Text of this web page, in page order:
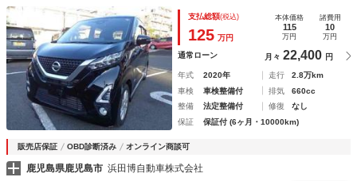
Ｖ クリアランスソナー アダプティブクルーズコントロー
ル レーンアシスト 衝突被害軽減システム オートマチック
ハイビーム スマートキー
支払総額(税込)
125 万円
本体価格
115
万円
諸費用
10
万円
通常ローン 月々 22,400 円
年式 2020年 走行
2.8万km
車検
車検整備付 排気
660cc
整備
法定整備付 修復
なし
保証
保証付 (6ヶ月・10000km)
販売店保証 OBD診断済み オンライン商談可
鹿児島県鹿児島市 浜田博自動車株式会社